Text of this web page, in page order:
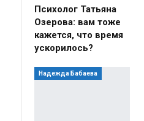
Психолог Татьяна
Озерова: вам тоже
кажется, что время
ускорилось?
Надежда Бабаева